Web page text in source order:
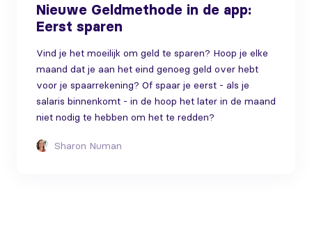
Nieuwe Geldmethode in de app:
Eerst sparen
Vind je het moeilijk om geld te sparen? Hoop je elke
maand dat je aan het eind genoeg geld over hebt
voor je spaarrekening? Of spaar je eerst - als je
salaris binnenkomt - in de hoop het later in de maand
niet nodig te hebben om het te redden?
Sharon Numan